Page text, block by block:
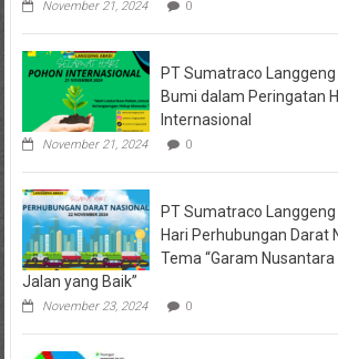
Water
November 21, 2024 0
PT Sumatraco
Bumi dalam Peringatan
Internasional
November 21, 2024 0
PT Sumatraco
Hari Perhubungan Darat
Tema “Garam
Jalan yang Baik”
November 23, 2024 0